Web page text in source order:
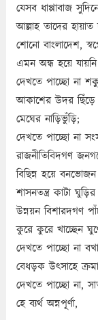
যেসব ধাপ্পাবাজ
আল্লাহ তাদের
শোনো বাংলাদেশ,
এমন অন্ধ হয়ে
দেখতে পাচ্ছো না
আকাশের উদর ছিঁড়ে
মেঘের নাড়িভুঁড়ি;
দেখতে পাচ্ছো না
রাজনীতিবিদগণ
বিছিন্ন হয়ে
শাসনতন্ত্র কাটা
উন্নয়ন বিশারদগণ
কুরে কুরে খাচ্ছেন
দেখতে পাচ্ছো না
বেধড়ক উৎসাহে
দেখতে পাচ্ছো না,
হে ব্যর্থ অন্নপূর্ণা,